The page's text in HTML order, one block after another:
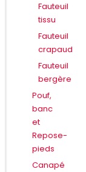
Fauteuil
tissu
Fauteuil
crapaud
Fauteuil
bergère
Pouf,
banc
et
Repose-
pieds
Canapé